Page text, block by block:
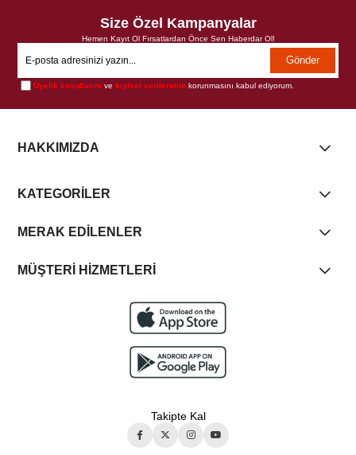
Size Özel Kampanyalar
Hemen Kayıt Ol Fırsatlardan Önce Sen Haberdar Ol!
Gönder
Üyelik koşullarını vekişisel verilerimin korunmasını kabul ediyorum.
HAKKIMIZDA
KATEGORİLER
MERAK EDİLENLER
MÜŞTERİ HİZMETLERİ
Takipte Kal